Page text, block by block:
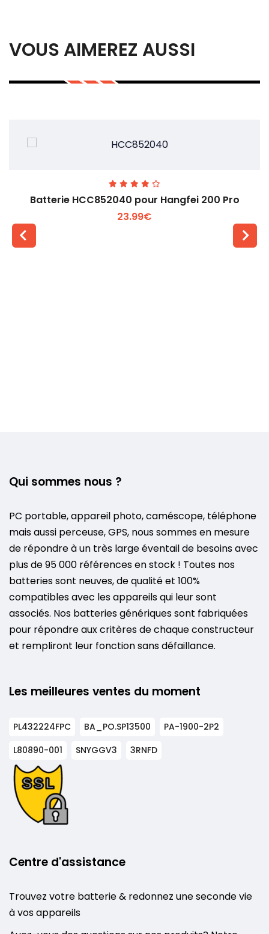
VOUS AIMEREZ AUSSI
Batterie HCC852040 pour Hangfei 200 Pro
23.99€
Qui sommes nous ?
PC portable, appareil photo, caméscope, téléphone
mais aussi perceuse, GPS, nous sommes en mesure
de répondre à un très large éventail de besoins avec
plus de 95 000 références en stock ! Toutes nos
batteries sont neuves, de qualité et 100%
compatibles avec les appareils qui leur sont
associés. Nos batteries génériques sont fabriquées
pour répondre aux critères de chaque constructeur
et rempliront leur fonction sans défaillance.
Les meilleures ventes du moment
PL432224FPC BA_PO.SP13500
PA-1900-2P2
L80890-001
SNYGGV3 3RNFD
Centre d'assistance
Trouvez votre batterie & redonnez une seconde vie
à vos appareils